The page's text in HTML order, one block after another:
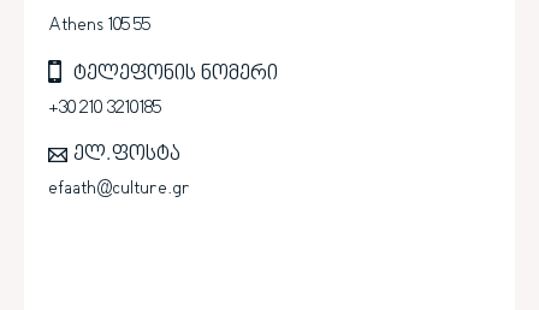
Athens 105 55
ტელეფონის ნომერი
+30 210 3210185
ელ.ფოსტა
efaath@culture.gr